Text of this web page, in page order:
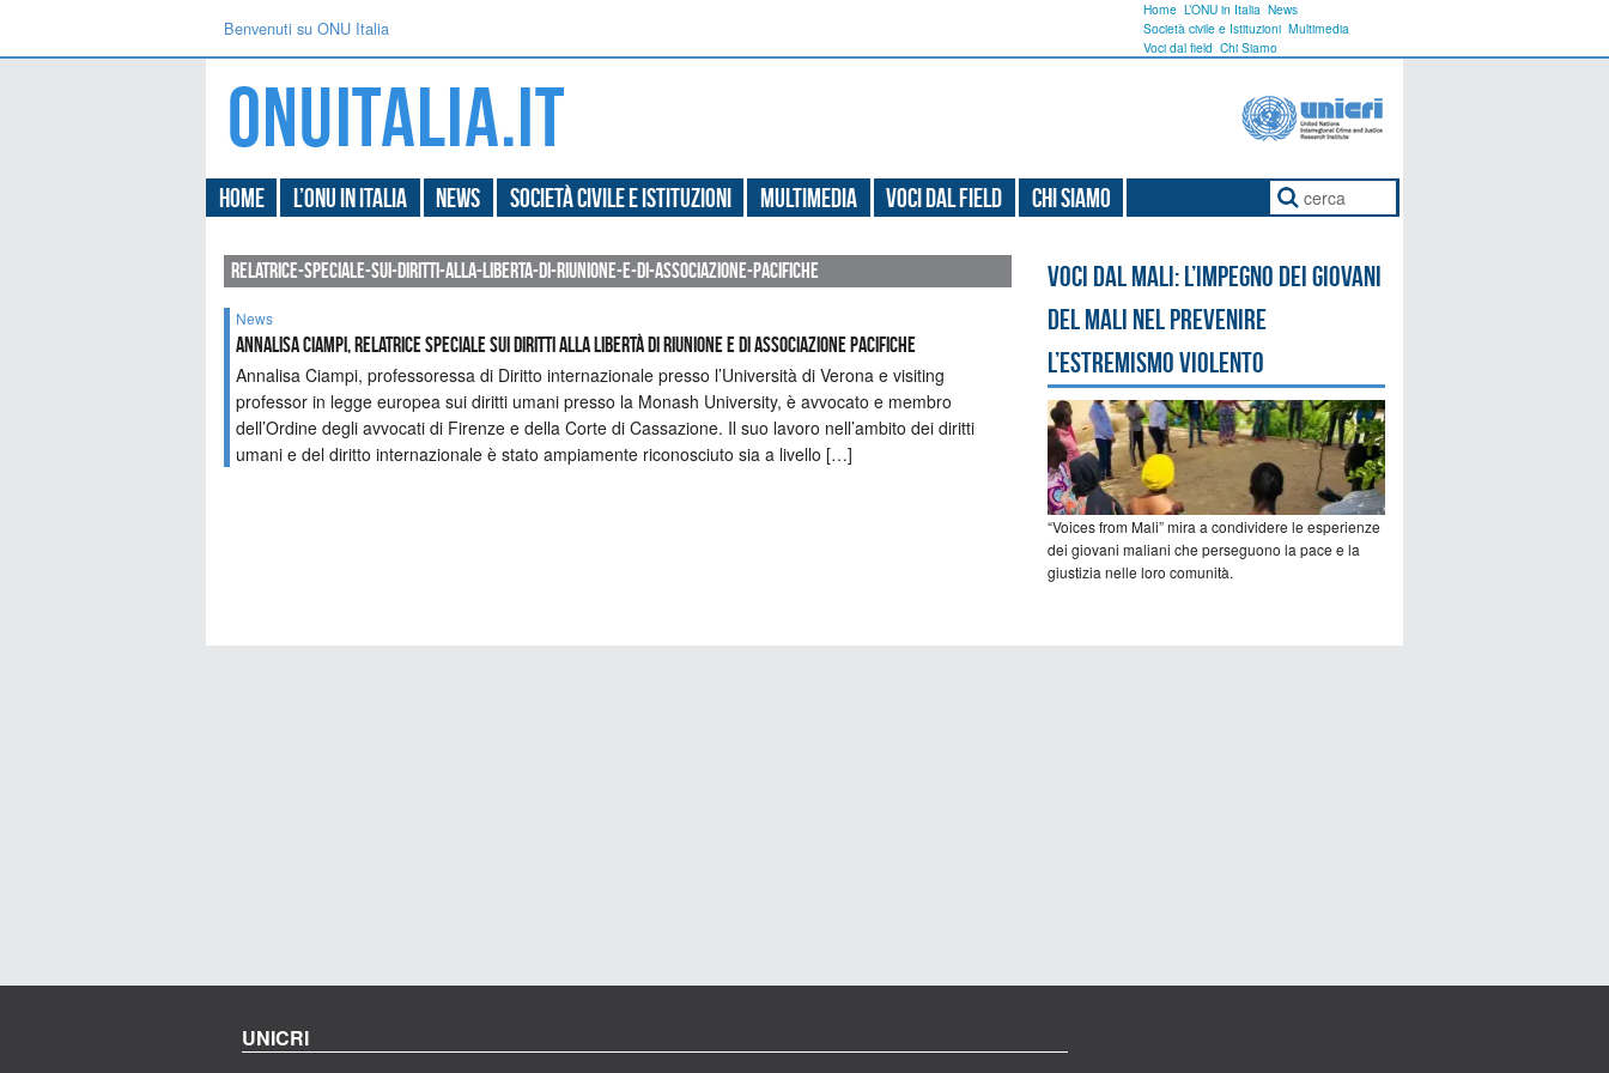
Benvenuti su ONU Italia
Home L’ONU in Italia News
Società civile e Istituzioni Multimedia
Voci dal field Chi Siamo
Home L’ONU in Italia News Società civile e Istituzioni Multimedia Voci dal field Chi Siamo
relatrice-speciale-sui-diritti-alla-liberta-di-riunione-e-di-associazione-pacifiche
News
Annalisa Ciampi, Relatrice speciale sui diritti alla libertà di riunione e di associazione pacifiche
Annalisa Ciampi, professoressa di Diritto internazionale presso l’Università di Verona e visiting
professor in legge europea sui diritti umani presso la Monash University, è avvocato e membro
dell’Ordine degli avvocati di Firenze e della Corte di Cassazione. Il suo lavoro nell’ambito dei diritti
umani e del diritto internazionale è stato ampiamente riconosciuto sia a livello […]
Voci dal Mali: l’impegno dei giovani
del Mali nel prevenire
l’estremismo violento
“Voices from Mali” mira a condividere le esperienze
dei giovani maliani che perseguono la pace e la
giustizia nelle loro comunità.
UNICRI